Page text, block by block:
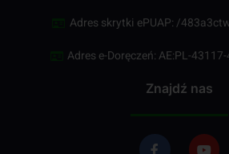
Adres skrytki ePUAP: /
Adres e-Doręczeń: AE:PL-
Znajdź nas